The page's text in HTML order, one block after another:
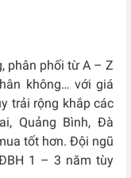
phân phối từ A – Z
không… với giá
trải rộng khắp các
Quảng Bình, Đà
tốt hơn. Đội ngũ
1 – 3 năm tùy